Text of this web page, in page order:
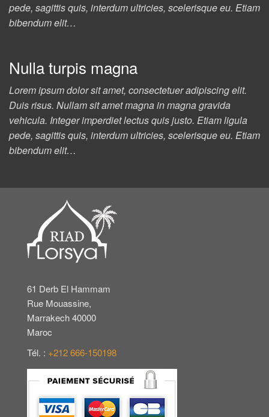
pede, sagittis quis, interdum ultricies, scelerisque eu. Etiam
bibendum elit…
Nulla turpis magna
Lorem ipsum dolor sit amet, consectetuer adipiscing elit.
Duis risus. Nullam sit amet magna in magna gravida
vehicula. Integer imperdiet lectus quis justo. Etiam ligula
pede, sagittis quis, interdum ultricies, scelerisque eu. Etiam
bibendum elit…
61 Derb El Hammam
Rue Mouassine,
Marrakech 40000
Maroc
Tél. : +212 666-150198